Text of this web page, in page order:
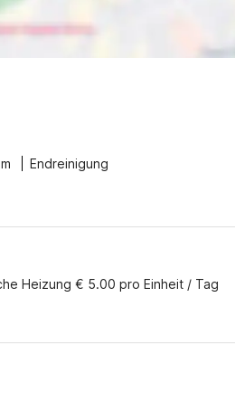
Endreinigung
Heizung € 5.00 pro Einheit / Tag